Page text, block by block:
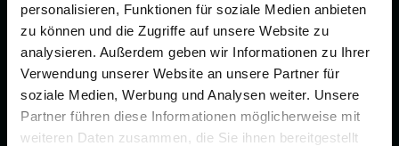
personalisieren, Funktionen für soziale Medien anbieten
zu können und die Zugriffe auf unsere Website zu
analysieren. Außerdem geben wir Informationen zu Ihrer
Verwendung unserer Website an unsere Partner für
soziale Medien, Werbung und Analysen weiter. Unsere
Partner führen diese Informationen möglicherweise mit
weiteren Daten zusammen, die Sie ihnen bereitgestellt
FÜR SIE
Vergleich
Ratgeber
Verzeichnis
FÜR BESTATTER
Online-Portal
Kostenlos registrieren